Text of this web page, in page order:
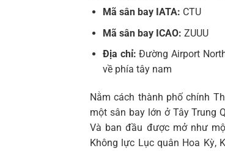
Mã sân bay IATA: CTU
Mã sân bay ICAO: ZUUU
Địa chỉ: Đường Airport
về phía tây nam
Nằm cách thành phố chính
một sân bay lớn ở Tây Trung
Và ban đầu được mở như
Không lực Lục quân Hoa Kỳ,